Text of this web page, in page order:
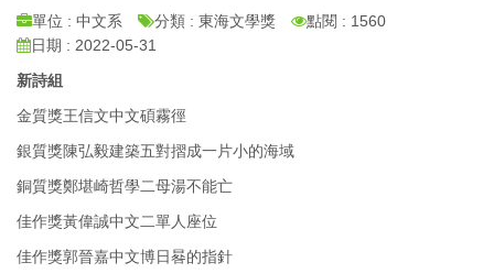
單位 : 中文系 分類 : 東海文學獎
點閱 : 1560
日期 : 2022-05-31
新詩組
金質獎王信文中文碩霧徑
銀質獎陳弘毅建築五對摺成一片小的海域
銅質獎鄭堪崎哲學二母湯不能亡
佳作獎黃偉誠中文二單人座位
佳作獎郭晉嘉中文博日晷的指針